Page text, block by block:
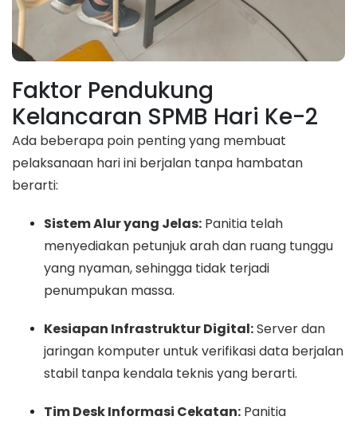
Faktor Pendukung
Kelancaran SPMB Hari Ke-2
Ada beberapa poin penting yang membuat
pelaksanaan hari ini berjalan tanpa hambatan
berarti:
Sistem Alur yang Jelas: Panitia telah
menyediakan petunjuk arah dan ruang tunggu
yang nyaman, sehingga tidak terjadi
penumpukan massa.
Kesiapan Infrastruktur Digital:Server dan
jaringan komputer untuk verifikasi data berjalan
stabil tanpa kendala teknis yang berarti.
Tim Desk Informasi Cekatan: Panitia